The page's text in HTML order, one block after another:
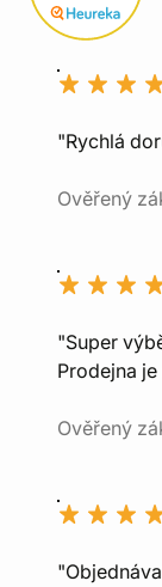
"Rychlá
Ověřený
"Super
Prodejna
Ověřený